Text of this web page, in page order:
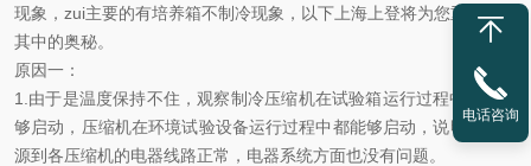
现象，zui主要的有培养箱不制冷现象，以下上海上登将为您重点分析
其中的奥秘。
原因一：
1.由于是温度保持不住，观察制冷压缩机在试验箱运行过程中是否能
够启动，压缩机在环境试验设备运行过程中都能够启动，说明从主电
源到各压缩机的电器线路正常，电器系统方面也没有问题。
电话咨询